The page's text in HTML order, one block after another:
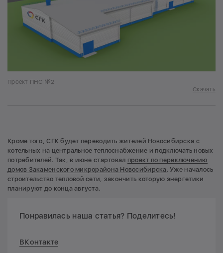
Проект ПНС №2
Скачать
Кроме того, СГК будет переводить жителей Новосибирска с
котельных на центральное теплоснабжение и подключать новых
потребителей. Так, в июне стартовал проект по переключению
домов Закаменского микрорайона Новосибирска . Уже началось
строительство тепловой сети, закончить которую энергетики
планируют до конца августа.
Понравилась наша статья? Поделитесь!
ВКонтакте